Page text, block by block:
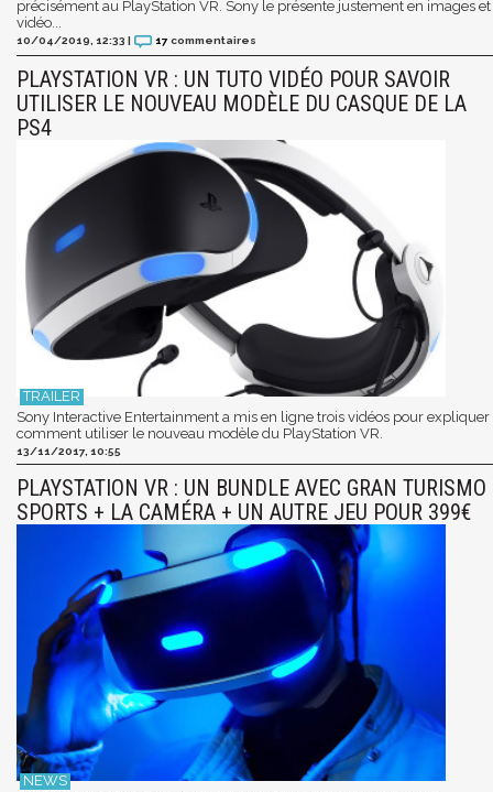
précisément au PlayStation VR. Sony le présente justement en images et
vidéo...
10/04/2019, 12:33 | 17commentaires
PLAYSTATION VR : UN TUTO VIDÉO POUR SAVOIR
UTILISER LE NOUVEAU MODÈLE DU CASQUE DE LA
PS4
Sony Interactive Entertainment a mis en ligne trois vidéos pour expliquer
comment utiliser le nouveau modèle du PlayStation VR.
13/11/2017, 10:55
PLAYSTATION VR : UN BUNDLE AVEC GRAN TURISMO
SPORTS + LA CAMÉRA + UN AUTRE JEU POUR 399€